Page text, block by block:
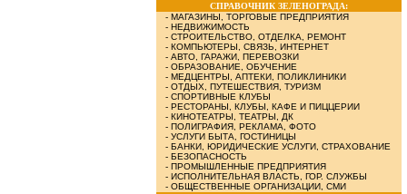
СПРАВОЧНИК ЗЕЛЕНОГРАДА:
- МАГАЗИНЫ, ТОРГОВЫЕ ПРЕДПРИЯТИЯ
- НЕДВИЖИМОСТЬ
- СТРОИТЕЛЬСТВО, ОТДЕЛКА, РЕМОНТ
- КОМПЬЮТЕРЫ, СВЯЗЬ, ИНТЕРНЕТ
- АВТО, ГАРАЖИ, ПЕРЕВОЗКИ
- ОБРАЗОВАНИЕ, ОБУЧЕНИЕ
- МЕДЦЕНТРЫ, АПТЕКИ, ПОЛИКЛИНИКИ
- ОТДЫХ, ПУТЕШЕСТВИЯ, ТУРИЗМ
- СПОРТИВНЫЕ КЛУБЫ
- РЕСТОРАНЫ, КЛУБЫ, КАФЕ И ПИЦЦЕРИИ
- КИНОТЕАТРЫ, ТЕАТРЫ, ДК
- ПОЛИГРАФИЯ, РЕКЛАМА, ФОТО
- УСЛУГИ БЫТА, ГОСТИНИЦЫ
- БАНКИ, ЮРИДИЧЕСКИЕ УСЛУГИ, СТРАХОВАНИЕ
- БЕЗОПАСНОСТЬ
- ПРОМЫШЛЕННЫЕ ПРЕДПРИЯТИЯ
- ИСПОЛНИТЕЛЬНАЯ ВЛАСТЬ, ГОР. СЛУЖБЫ
- ОБЩЕСТВЕННЫЕ ОРГАНИЗАЦИИ, СМИ